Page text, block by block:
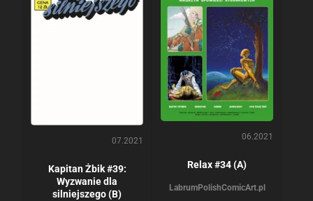
07.2021
Kapitan Żbik #39:
Wyzwanie dla
silniejszego (B)
06.2021
Relax #34 (A)
LabrumPolishComicArt.pl